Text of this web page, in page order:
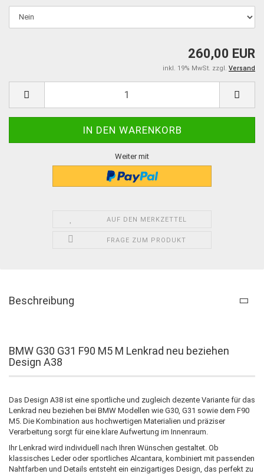
260,00 EUR
inkl. 19% MwSt. zzgl. Versand
Weiter mit
AUF DEN MERKZETTEL
FRAGE ZUM PRODUKT
Beschreibung
BMW G30 G31 F90 M5 M Lenkrad neu beziehen
Design A38
Das Design A38 ist eine sportliche und zugleich dezente Variante für das
Lenkrad neu beziehen bei BMW Modellen wie G30, G31 sowie dem F90
M5. Die Kombination aus hochwertigen Materialien und präziser
Verarbeitung sorgt für eine klare Aufwertung im Innenraum.
Ihr Lenkrad wird individuell nach Ihren Wünschen gestaltet. Ob
klassisches Leder oder sportliches Alcantara, kombiniert mit passenden
Nahtfarben und Details entsteht ein einzigartiges Design, das perfekt zu